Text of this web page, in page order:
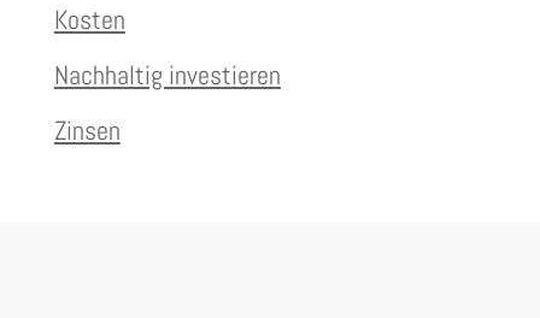
Kosten
Nachhaltig investieren
Zinsen